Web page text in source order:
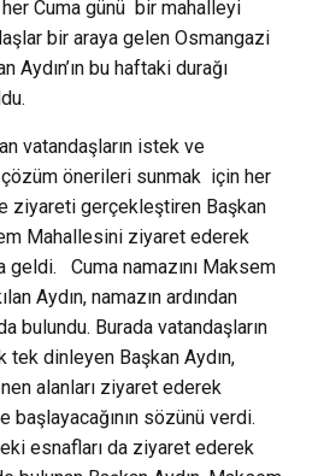
Cuma günü bir mahalleyi
bir araya gelen Osmangazi
Aydın’ın bu haftaki durağı
vatandaşların istek ve
önerileri sunmak için her
ziyareti gerçekleştiren Başkan
Mahallesini ziyaret ederek
geldi. Cuma namazını Maksem
Aydın, namazın ardından
bulundu. Burada vatandaşların
dinleyen Başkan Aydın,
alanları ziyaret ederek
başlayacağının sözünü verdi.
esnafları da ziyaret ederek